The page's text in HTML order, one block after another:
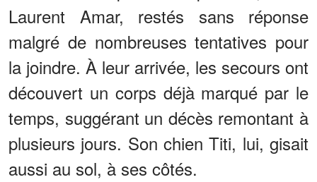
Laurent Amar, restés sans réponse
malgré de nombreuses tentatives pour
la joindre. À leur arrivée, les secours ont
découvert un corps déjà marqué par le
temps, suggérant un décès remontant à
plusieurs jours. Son chien Titi, lui, gisait
aussi au sol, à ses côtés.